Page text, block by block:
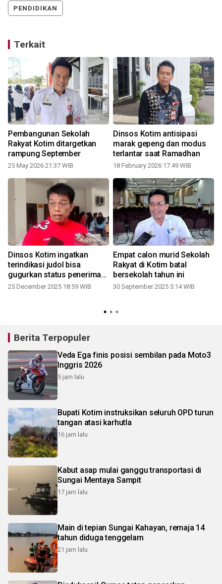
PENDIDIKAN
Terkait
Pembangunan Sekolah
Rakyat Kotim ditargetkan
rampung September
25 May 2026 21:37 WIB
Dinsos Kotim antisipasi
marak gepeng dan modus
terlantar saat Ramadhan
18 February 2026 17:49 WIB
Dinsos Kotim ingatkan
terindikasi judol bisa
gugurkan status penerima
bansos
25 December 2025 18:59 WIB
Empat calon murid Sekolah
Rakyat di Kotim batal
bersekolah tahun ini
30 September 2025 5:14 WIB
Berita Terpopuler
Veda Ega finis posisi sembilan pada Moto3
Inggris 2026
5 jam lalu
Bupati Kotim instruksikan seluruh OPD turun
tangan atasi karhutla
16 jam lalu
Kabut asap mulai ganggu transportasi di
Sungai Mentaya Sampit
17 jam lalu
Main di tepian Sungai Kahayan, remaja 14
tahun diduga tenggelam
21 jam lalu